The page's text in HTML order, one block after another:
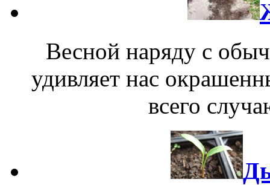
Весной наряду с
удивляет нас
всего